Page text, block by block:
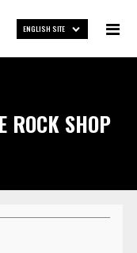
ENGLISH SITE
ROCK SHOP